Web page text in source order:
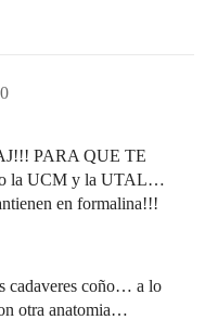
PARA QUE TE
la UCM y la UTAL…
en formalina!!!
cadaveres coño… a lo
otra anatomia…